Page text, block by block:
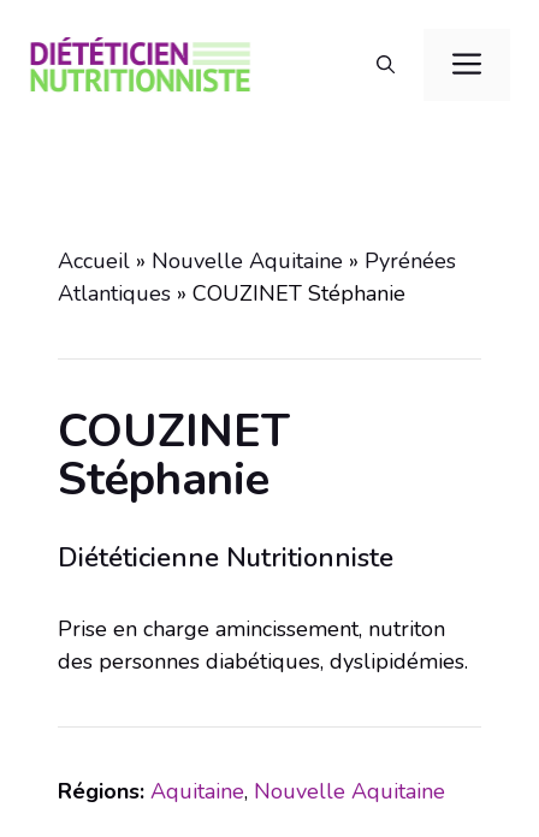
contenu
Accueil » Nouvelle Aquitaine » Pyrénées
Atlantiques » COUZINET Stéphanie
COUZINET
Stéphanie
Diététicienne Nutritionniste
Prise en charge amincissement, nutriton
des personnes diabétiques, dyslipidémies.
Régions: Aquitaine, Nouvelle Aquitaine